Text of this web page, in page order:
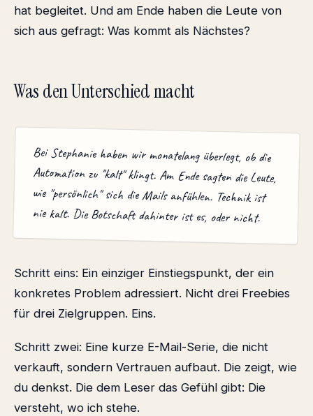
hat begleitet. Und am Ende haben die Leute von
sich aus gefragt: Was kommt als Nächstes?
Was den Unterschied macht
Bei Stephanie haben wir monatelang überlegt, ob die
Automation zu "kalt" klingt. Am Ende sagten die Leute,
wie "persönlich" sich die Mails anfühlen. Technik ist
nie kalt. Die Botschaft dahinter ist es, oder nicht.
Schritt eins: Ein einziger Einstiegspunkt, der ein
konkretes Problem adressiert. Nicht drei Freebies
für drei Zielgruppen. Eins.
Schritt zwei: Eine kurze E-Mail-Serie, die nicht
verkauft, sondern Vertrauen aufbaut. Die zeigt, wie
du denkst. Die dem Leser das Gefühl gibt: Die
versteht, wo ich stehe.